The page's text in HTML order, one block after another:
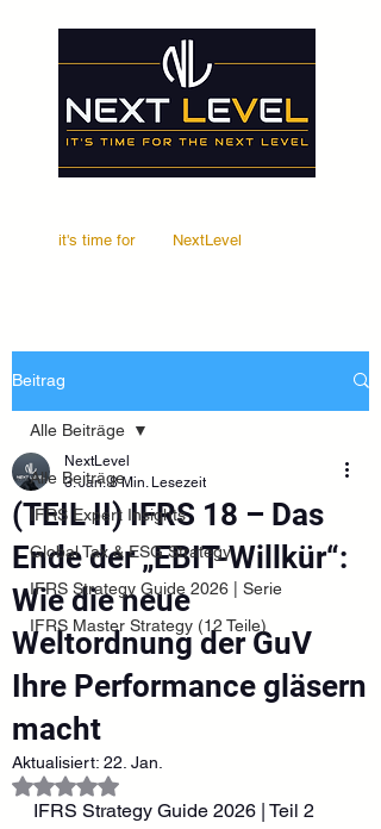
it's time for NextLevel
Beitrag
Alle Beiträge
IFRS Expert Insights
Global Tax & ESG Strategy
IFRS Strategy Guide 2026 | Serie
IFRS Master Strategy (12 Teile)
Alle Beiträge
(TEIL II) IFRS 18 – Das
Ende der „EBIT-Willkür“:
Wie die neue
Weltordnung der GuV
Ihre Performance gläsern
macht
NextLevel
3. Jan. 8 Min. Lesezeit
Aktualisiert: 22. Jan.
Mit NaN von 5 Sternen bewertet.
IFRS Strategy Guide 2026 | Teil 2